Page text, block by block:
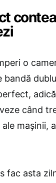
o
bandă
când
mașinii,
fac asta